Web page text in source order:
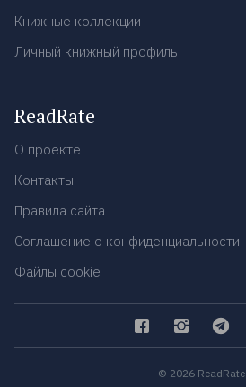
Книжные коллекции
Личный книжный профиль
ReadRate
О проекте
Контакты
Правила сайта
Соглашение о конфиденциальности
Файлы cookie
© 2026 ReadRate